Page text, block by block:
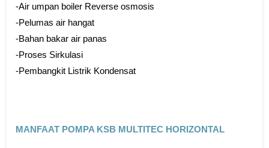
-Air umpan boiler Reverse osmosis
-Pelumas air hangat
-Bahan bakar air panas
-Proses Sirkulasi
-Pembangkit Listrik Kondensat
MANFAAT POMPA KSB MULTITEC HORIZONTAL